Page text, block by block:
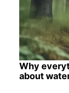
Why
about